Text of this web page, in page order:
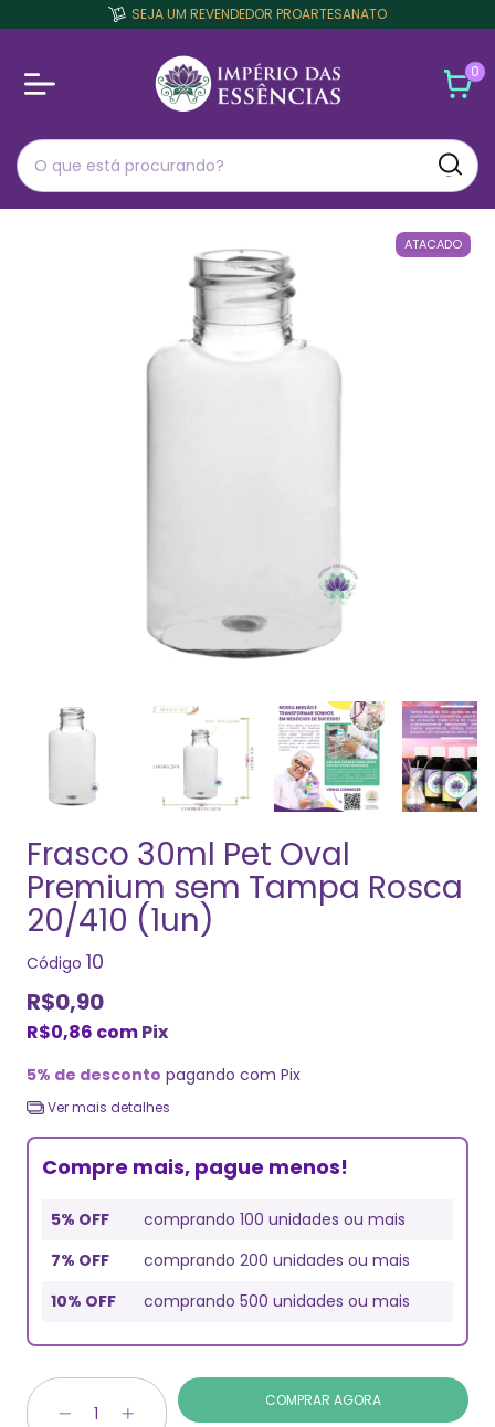
SEJA UM REVENDEDOR PROARTESANATO
0
ATACADO
Frasco 30ml Pet Oval
Premium sem Tampa Rosca
20/410 (1un)
Código 10
R$0,90
R$0,86 comPix
5% de desconto pagando com Pix
Ver mais detalhes
Compre mais, pague menos!
5% OFF
comprando 100 unidades ou mais
7% OFF
comprando 200 unidades ou mais
10% OFF
comprando 500 unidades ou mais